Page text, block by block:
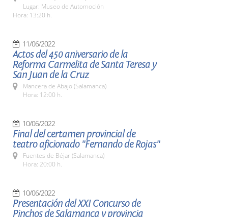
Lugar: Museo de Automoción
Hora: 13:20 h.
11/06/2022
Actos del 450 aniversario de la
Reforma Carmelita de Santa Teresa y
San Juan de la Cruz
Mancera de Abajo (Salamanca)
Hora: 12:00 h.
10/06/2022
Final del certamen provincial de
teatro aficionado "Fernando de Rojas"
Fuentes de Béjar (Salamanca)
Hora: 20:00 h.
10/06/2022
Presentación del XXI Concurso de
Pinchos de Salamanca y provincia